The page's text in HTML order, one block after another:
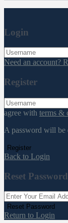
Login
Need an account?
Register
agree with terms &
A password will be
Register
Back to Login
Reset Password
Reset Password
Return to Login